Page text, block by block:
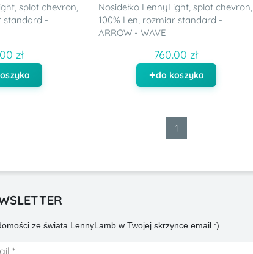
splot chevron,
standard -
zł
Nosidełko LennyLight, splot chevron,
100% Len, rozmiar standard -
ARROW - WAVE
760.00 zł
do koszyka
1
ze świata LennyLamb w Twojej skrzynce email :)